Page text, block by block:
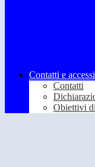
Contatti e
Contatti
Obiettivi